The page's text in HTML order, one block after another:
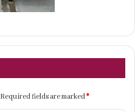
Required fields are marked*